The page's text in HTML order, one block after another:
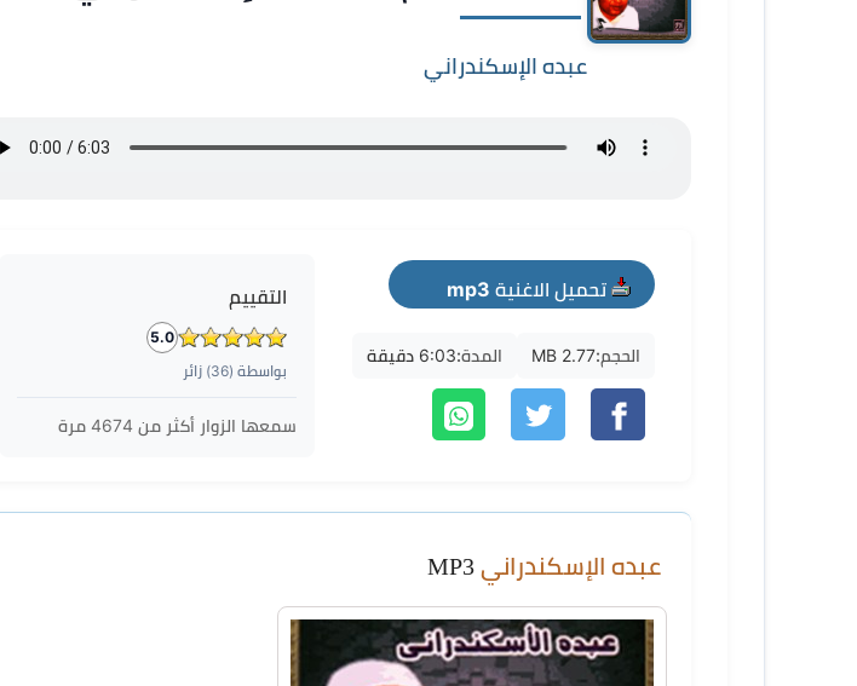
عبده الإسكندراني
تحميل الاغنية mp3
الحجم:2.77 MB المدة:6:03 دقيقة
التقييم
5.0
بواسطة (36) زائر
سمعها الزوار أكثر من4674 مرة
عبده الإسكندراني